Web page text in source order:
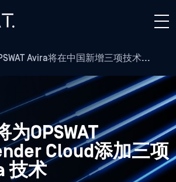
Avira将在中国新增三项技术...
为OPSWAT
Cloud添加三项
技术